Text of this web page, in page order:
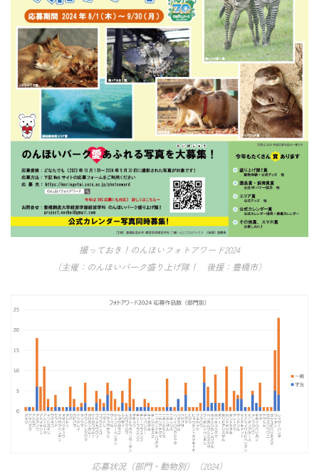
撮っておき！のんほいフォトアワード2024
（主催：のんほいパーク盛り上げ隊！ 後援：豊橋市）
応募状況（部門・動物別）（2024）